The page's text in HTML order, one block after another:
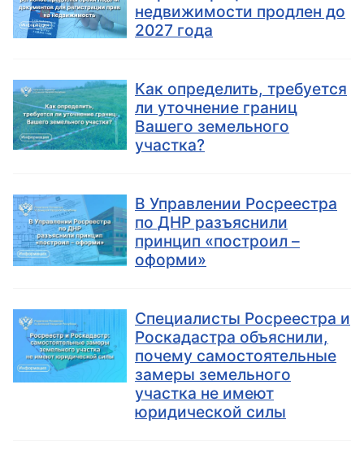
недвижимости продлен до
2027 года
Как определить, требуется
ли уточнение границ
Вашего земельного
участка?
В Управлении Росреестра
по ДНР разъяснили
принцип «построил –
оформи»
Специалисты Росреестра и
Роскадастра объяснили,
почему самостоятельные
замеры земельного
участка не имеют
юридической силы